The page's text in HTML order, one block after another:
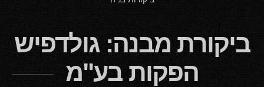
ביקורת מבנה: גולדפיש
הפקות בע"מ